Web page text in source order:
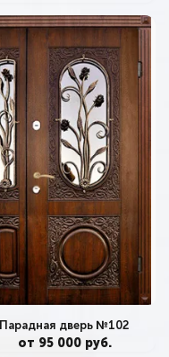
Парадная дверь №102
от 95 000 руб.